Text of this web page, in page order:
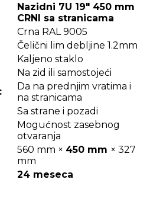
Nazidni 7U 19″ 450 mm
CRNI sa stranicama
Crna RAL 9005
Čelični lim debljine 1.2mm
Kaljeno staklo
Na zid ili samostojeći
Da na prednjim vratima i
na stranicama
Sa strane i pozadi
Mogućnost zasebnog
otvaranja
560 mm × 450 mm × 327
mm
24 meseca